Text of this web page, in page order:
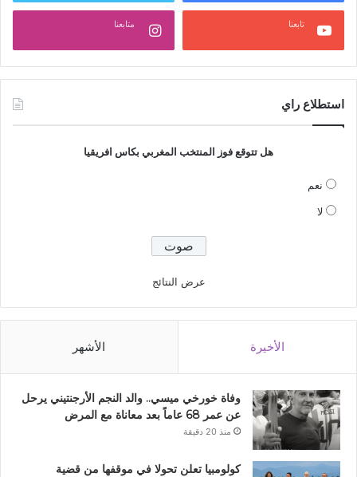
تابعنا متابعنا
استطلاع راي
هل تتوقع فوز المنتخب المغربي بكاس افريقيا
نعم
لا
عرض النتائج
الأخيرة الأشهر
وفاة خورخي ميسي.. والد النجم الأرجنتيني يرحل
عن عمر 68 عاماً بعد معاناة مع المرض
منذ 20 دقيقة
كولومبيا تعلن تحولا في موقفها من قضية